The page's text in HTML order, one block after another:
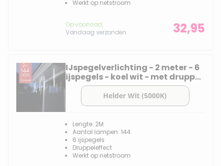
Werkt op netstroom
Op voorraad,
Vandaag verzonden
32,95
IJspegelverlichting - 2 meter - 6
ijspegels - koel wit - met druppel
effect
Lengte: 2M
Aantal lampen: 144
6 ijspegels
Druppeleffect
Werkt op netstroom